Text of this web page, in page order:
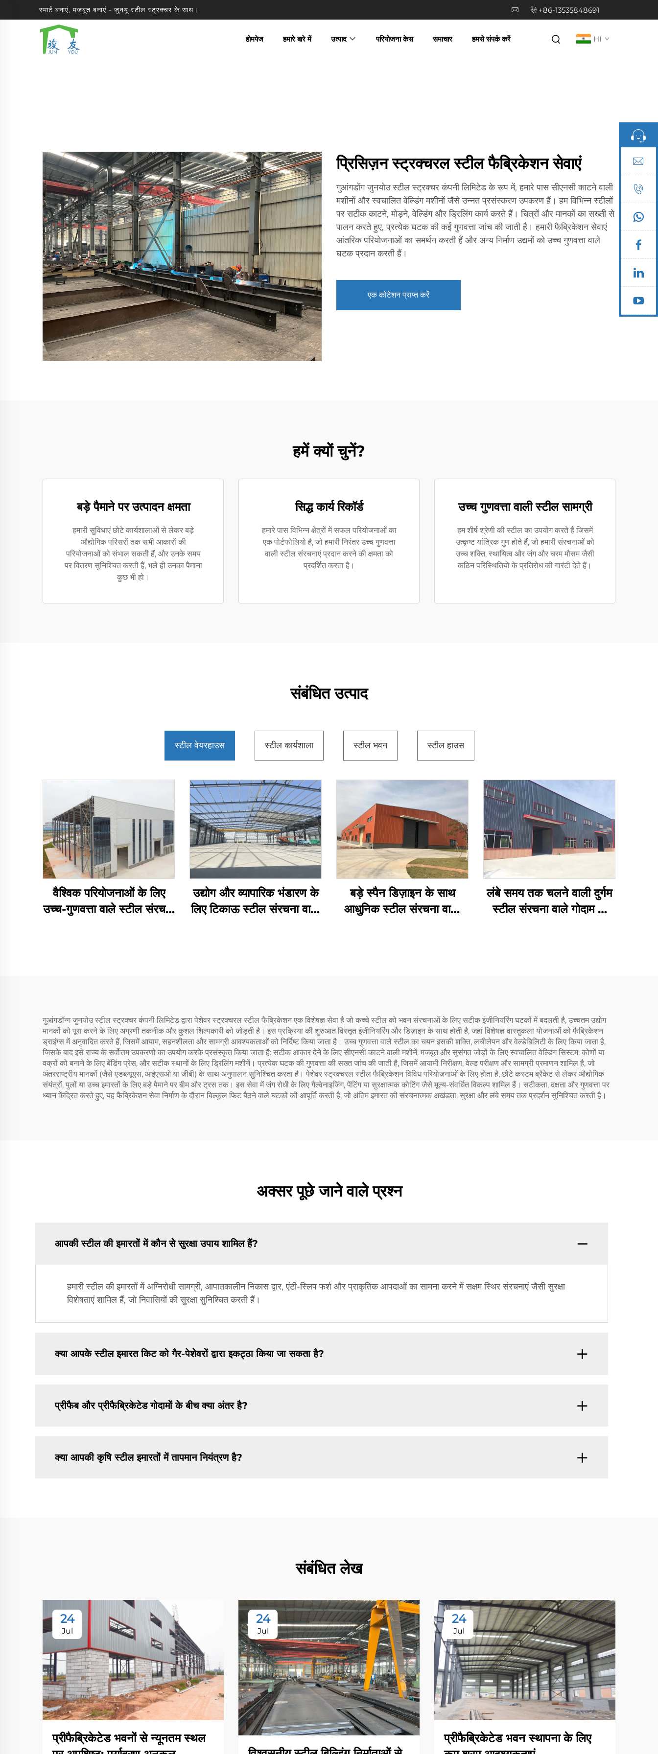
स्मार्ट बनाएं, मजबूत बनाएं - जुनयू स्टील स्ट्रक्चर के साथ। +86-13535848691
होमपेज हमारे बारे में उत्पाद परियोजना केस समाचार हमसे संपर्क करें HI
प्रिसिज़न स्ट्रक्चरल स्टील फैब्रिकेशन सेवाएं
गुआंगडोंग जुनयोउ स्टील स्ट्रक्चर कंपनी लिमिटेड के रूप में, हमारे पास सीएनसी काटने वाली
मशीनों और स्वचालित वेल्डिंग मशीनों जैसे उन्नत प्रसंस्करण उपकरण हैं। हम विभिन्न स्टीलों
पर सटीक काटने, मोड़ने, वेल्डिंग और ड्रिलिंग कार्य करते हैं। चित्रों और मानकों का सख्ती से
पालन करते हुए, प्रत्येक घटक की कई गुणवत्ता जांच की जाती है। हमारी फैब्रिकेशन सेवाएं
आंतरिक परियोजनाओं का समर्थन करती हैं और अन्य निर्माण उद्यमों को उच्च गुणवत्ता वाले
घटक प्रदान करती हैं।
एक कोटेशन प्राप्त करें
हमें क्यों चुनें?
बड़े पैमाने पर उत्पादन क्षमता
हमारी सुविधाएं छोटे कार्यशालाओं से लेकर बड़े
औद्योगिक परिसरों तक सभी आकारों की
परियोजनाओं को संभाल सकती हैं, और उनके समय
पर वितरण सुनिश्चित करती हैं, भले ही उनका पैमाना
कुछ भी हो।
सिद्ध कार्य रिकॉर्ड
हमारे पास विभिन्न क्षेत्रों में सफल परियोजनाओं का
एक पोर्टफोलियो है, जो हमारी निरंतर उच्च गुणवत्ता
वाली स्टील संरचनाएं प्रदान करने की क्षमता को
प्रदर्शित करता है।
उच्च गुणवत्ता वाली स्टील सामग्री
हम शीर्ष श्रेणी की स्टील का उपयोग करते हैं जिसमें
उत्कृष्ट यांत्रिक गुण होते हैं, जो हमारी संरचनाओं को
उच्च शक्ति, स्थायित्व और जंग और चरम मौसम जैसी
कठिन परिस्थितियों के प्रतिरोध की गारंटी देते हैं।
संबंधित उत्पाद
स्टील वेयरहाउस स्टील कार्यशाला स्टील भवन स्टील हाउस
वैश्विक परियोजनाओं के लिए
उच्च-गुणवत्ता वाले स्टील संरचना
उद्योग और व्यापारिक भंडारण के
लिए टिकाऊ स्टील संरचना वाला
बड़े स्पैन डिज़ाइन के साथ
आधुनिक स्टील संरचना वाला
लंबे समय तक चलने वाली दुर्गम
स्टील संरचना वाले गोदाम के
गुआंगडॉन्ग जुनयोउ स्टील स्ट्रक्चर कंपनी लिमिटेड द्वारा पेशेवर स्ट्रक्चरल स्टील फैब्रिकेशन एक विशेषज्ञ सेवा है जो कच्चे स्टील को भवन संरचनाओं के लिए सटीक इंजीनियरिंग घटकों में बदलती है, उच्चतम उद्योग
मानकों को पूरा करने के लिए अग्रणी तकनीक और कुशल शिल्पकारी को जोड़ती है। इस प्रक्रिया की शुरुआत विस्तृत इंजीनियरिंग और डिज़ाइन के साथ होती है, जहां विशेषज्ञ वास्तुकला योजनाओं को फैब्रिकेशन
ड्राइंग्स में अनुवादित करते हैं, जिसमें आयाम, सहनशीलता और सामग्री आवश्यकताओं को निर्दिष्ट किया जाता है। उच्च गुणवत्ता वाले स्टील का चयन इसकी शक्ति, लचीलेपन और वेल्डेबिलिटी के लिए किया जाता है,
जिसके बाद इसे राज्य के सर्वोत्तम उपकरणों का उपयोग करके प्रसंस्कृत किया जाता है: सटीक आकार देने के लिए सीएनसी काटने वाली मशीनें, मजबूत और सुसंगत जोड़ों के लिए स्वचालित वेल्डिंग सिस्टम, कोणों या
वक्रों को बनाने के लिए बेंडिंग प्रेस, और सटीक स्थानों के लिए ड्रिलिंग मशीनें। प्रत्येक घटक की गुणवत्ता की सख्त जांच की जाती है, जिसमें आयामी निरीक्षण, वेल्ड परीक्षण और सामग्री प्रमाणन शामिल है, जो
अंतरराष्ट्रीय मानकों (जैसे एडब्ल्यूएस, आईएसओ या जीबी) के साथ अनुपालन सुनिश्चित करता है। पेशेवर स्ट्रक्चरल स्टील फैब्रिकेशन विविध परियोजनाओं के लिए होता है, छोटे कस्टम ब्रैकेट से लेकर औद्योगिक
संयंत्रों, पुलों या उच्च इमारतों के लिए बड़े पैमाने पर बीम और ट्रस तक। इस सेवा में जंग रोधी के लिए गैल्वेनाइजिंग, पेंटिंग या सुरक्षात्मक कोटिंग जैसे मूल्य-संवर्धित विकल्प शामिल हैं। सटीकता, दक्षता और गुणवत्ता पर
ध्यान केंद्रित करते हुए, यह फैब्रिकेशन सेवा निर्माण के दौरान बिल्कुल फिट बैठने वाले घटकों की आपूर्ति करती है, जो अंतिम इमारत की संरचनात्मक अखंडता, सुरक्षा और लंबे समय तक प्रदर्शन सुनिश्चित करती है।
अक्सर पूछे जाने वाले प्रश्न
आपकी स्टील की इमारतों में कौन से सुरक्षा उपाय शामिल हैं?
हमारी स्टील की इमारतों में अग्निरोधी सामग्री, आपातकालीन निकास द्वार, एंटी-स्लिप फर्श और प्राकृतिक आपदाओं का सामना करने में सक्षम स्थिर संरचनाएं जैसी सुरक्षा
विशेषताएं शामिल हैं, जो निवासियों की सुरक्षा सुनिश्चित करती हैं।
क्या आपके स्टील इमारत किट को गैर-पेशेवरों द्वारा इकट्ठा किया जा सकता है?
प्रीफैब और प्रीफैब्रिकेटेड गोदामों के बीच क्या अंतर है?
क्या आपकी कृषि स्टील इमारतों में तापमान नियंत्रण है?
संबंधित लेख
24
Jul
प्रीफैब्रिकेटेड भवनों से न्यूनतम स्थल
24
Jul
24
Jul
प्रीफैब्रिकेटेड भवन स्थापना के लिए